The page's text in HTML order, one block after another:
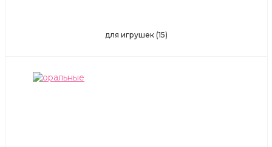
для игрушек (15)